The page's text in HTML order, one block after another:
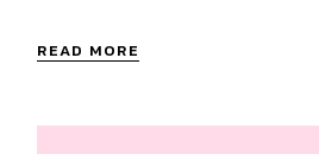
READ MORE